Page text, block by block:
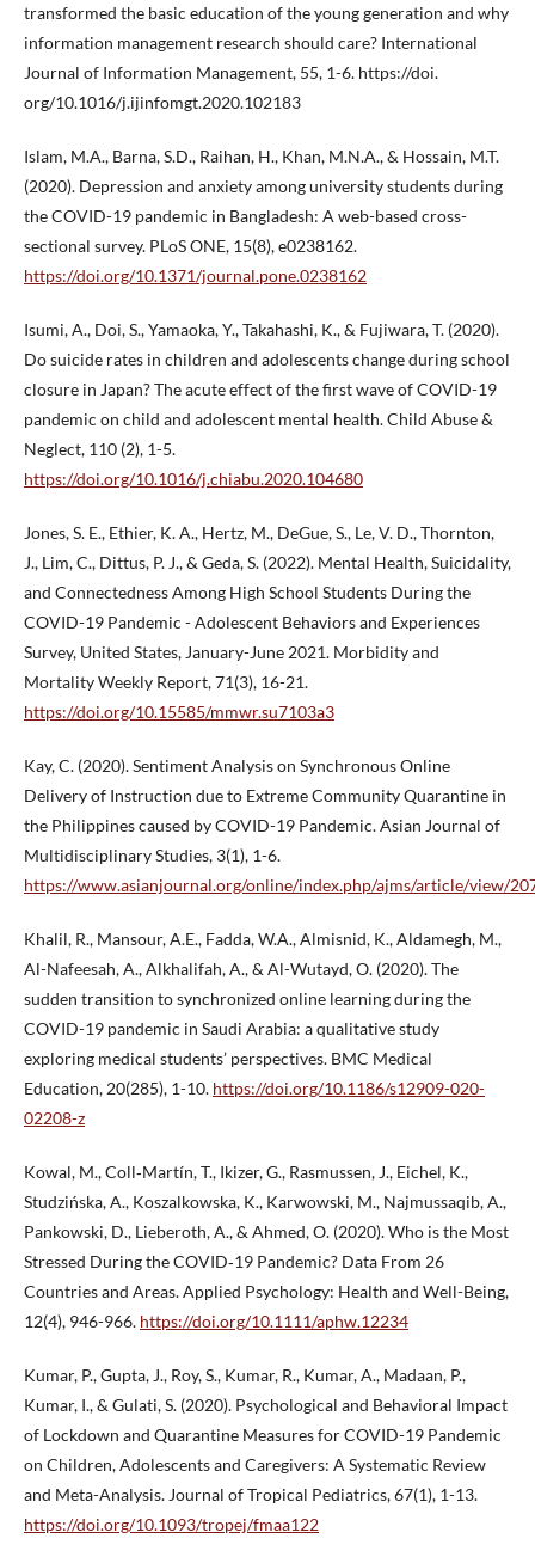
transformed the basic education of the young generation and why
information management research should care? International
Journal of Information Management, 55, 1-6. https://doi.
org/10.1016/j.ijinfomgt.2020.102183
Islam, M.A., Barna, S.D., Raihan, H., Khan, M.N.A., & Hossain, M.T.
(2020). Depression and anxiety among university students during
the COVID-19 pandemic in Bangladesh: A web-based cross-
sectional survey. PLoS ONE, 15(8), e0238162.
https://doi.org/10.1371/journal.pone.0238162
Isumi, A., Doi, S., Yamaoka, Y., Takahashi, K., & Fujiwara, T. (2020).
Do suicide rates in children and adolescents change during school
closure in Japan? The acute effect of the first wave of COVID-19
pandemic on child and adolescent mental health. Child Abuse &
Neglect, 110 (2), 1-5.
https://doi.org/10.1016/j.chiabu.2020.104680
Jones, S. E., Ethier, K. A., Hertz, M., DeGue, S., Le, V. D., Thornton,
J., Lim, C., Dittus, P. J., & Geda, S. (2022). Mental Health, Suicidality,
and Connectedness Among High School Students During the
COVID-19 Pandemic - Adolescent Behaviors and Experiences
Survey, United States, January-June 2021. Morbidity and
Mortality Weekly Report, 71(3), 16-21.
https://doi.org/10.15585/mmwr.su7103a3
Kay, C. (2020). Sentiment Analysis on Synchronous Online
Delivery of Instruction due to Extreme Community Quarantine in
the Philippines caused by COVID-19 Pandemic. Asian Journal of
Multidisciplinary Studies, 3(1), 1-6.
https://www.asianjournal.org/online/index.php/ajms/article/view/
Khalil, R., Mansour, A.E., Fadda, W.A., Almisnid, K., Aldamegh, M.,
Al-Nafeesah, A., Alkhalifah, A., & Al-Wutayd, O. (2020). The
sudden transition to synchronized online learning during the
COVID-19 pandemic in Saudi Arabia: a qualitative study
exploring medical students’ perspectives. BMC Medical
Education, 20(285), 1-10. https://doi.org/10.1186/s12909-020-
02208-z
Kowal, M., Coll‐Martín, T., Ikizer, G., Rasmussen, J., Eichel, K.,
Studzińska, A., Koszalkowska, K., Karwowski, M., Najmussaqib, A.,
Pankowski, D., Lieberoth, A., & Ahmed, O. (2020). Who is the Most
Stressed During the COVID‐19 Pandemic? Data From 26
Countries and Areas. Applied Psychology: Health and Well-Being,
12(4), 946-966. https://doi.org/10.1111/aphw.12234
Kumar, P., Gupta, J., Roy, S., Kumar, R., Kumar, A., Madaan, P.,
Kumar, I., & Gulati, S. (2020). Psychological and Behavioral Impact
of Lockdown and Quarantine Measures for COVID-19 Pandemic
on Children, Adolescents and Caregivers: A Systematic Review
and Meta-Analysis. Journal of Tropical Pediatrics, 67(1), 1-13.
https://doi.org/10.1093/tropej/fmaa122